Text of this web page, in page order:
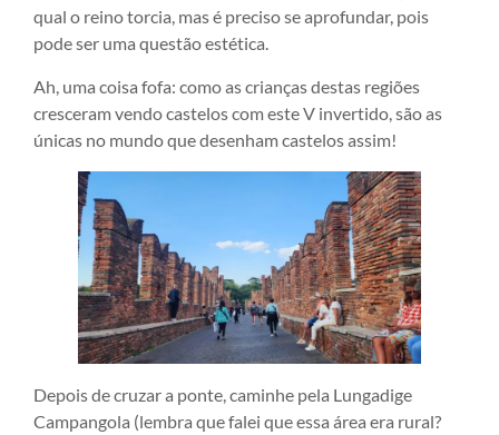
qual o reino torcia, mas é preciso se aprofundar, pois
pode ser uma questão estética.
Ah, uma coisa fofa: como as crianças destas regiões
cresceram vendo castelos com este V invertido, são as
únicas no mundo que desenham castelos assim!
Depois de cruzar a ponte, caminhe pela Lungadige
Campangola (lembra que falei que essa área era rural?